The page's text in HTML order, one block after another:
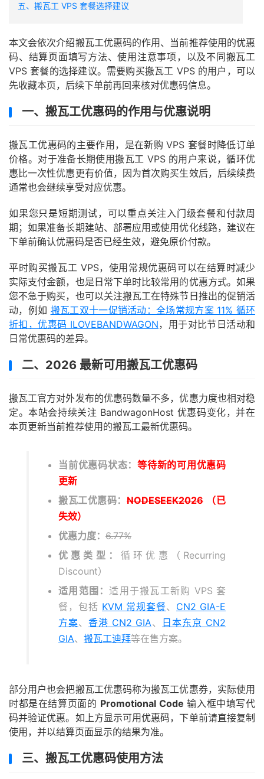
五、搬瓦工 VPS 套餐选择建议
本文会依次介绍搬瓦工优惠码的作用、当前推荐使用的优惠
码、结算页面填写方法、使用注意事项，以及不同搬瓦工
VPS 套餐的选择建议。需要购买搬瓦工 VPS 的用户，可以
先收藏本页，后续下单前再回来核对优惠码信息。
一、搬瓦工优惠码的作用与优惠说明
搬瓦工优惠码的主要作用，是在新购 VPS 套餐时降低订单
价格。对于准备长期使用搬瓦工 VPS 的用户来说，循环优
惠比一次性优惠更有价值，因为首次购买生效后，后续续费
通常也会继续享受对应优惠。
如果您只是短期测试，可以重点关注入门级套餐和付款周
期；如果准备长期建站、部署应用或使用优化线路，建议在
下单前确认优惠码是否已经生效，避免原价付款。
平时购买搬瓦工 VPS，使用常规优惠码可以在结算时减少
实际支付金额，也是日常下单时比较常用的优惠方式。如果
您不急于购买，也可以关注搬瓦工在特殊节日推出的促销活
动，例如 搬瓦工双十一促销活动：全场常规方案 11% 循环
折扣，优惠码 ILOVEBANDWAGON，用于对比节日活动和
日常优惠码的差异。
二、2026 最新可用搬瓦工优惠码
搬瓦工官方对外发布的优惠码数量不多，优惠力度也相对稳
定。本站会持续关注 BandwagonHost 优惠码变化，并在
本页更新当前推荐使用的搬瓦工最新优惠码。
当前优惠码状态： 等待新的可用优惠码
更新
搬瓦工优惠码：NODESEEK2026
（已
失效）
优惠力度： 6.77%
优惠类型： 循环优惠（Recurring
Discount）
适用范围：适用于搬瓦工新购 VPS 套
餐，包括 KVM 常规套餐、 CN2 GIA-E
方案、 香港 CN2 GIA、
日本东京 CN2
GIA、 搬瓦工迪拜等在售方案。
部分用户也会把搬瓦工优惠码称为搬瓦工优惠券，实际使用
时都是在结算页面的 Promotional Code 输入框中填写代
码并验证优惠。如上方显示可用优惠码，下单前请直接复制
使用，并以结算页面显示的结果为准。
三、搬瓦工优惠码使用方法